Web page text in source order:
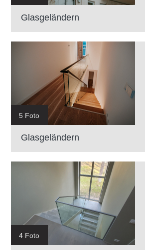
Glasgeländern
5 Foto
Glasgeländern
4 Foto